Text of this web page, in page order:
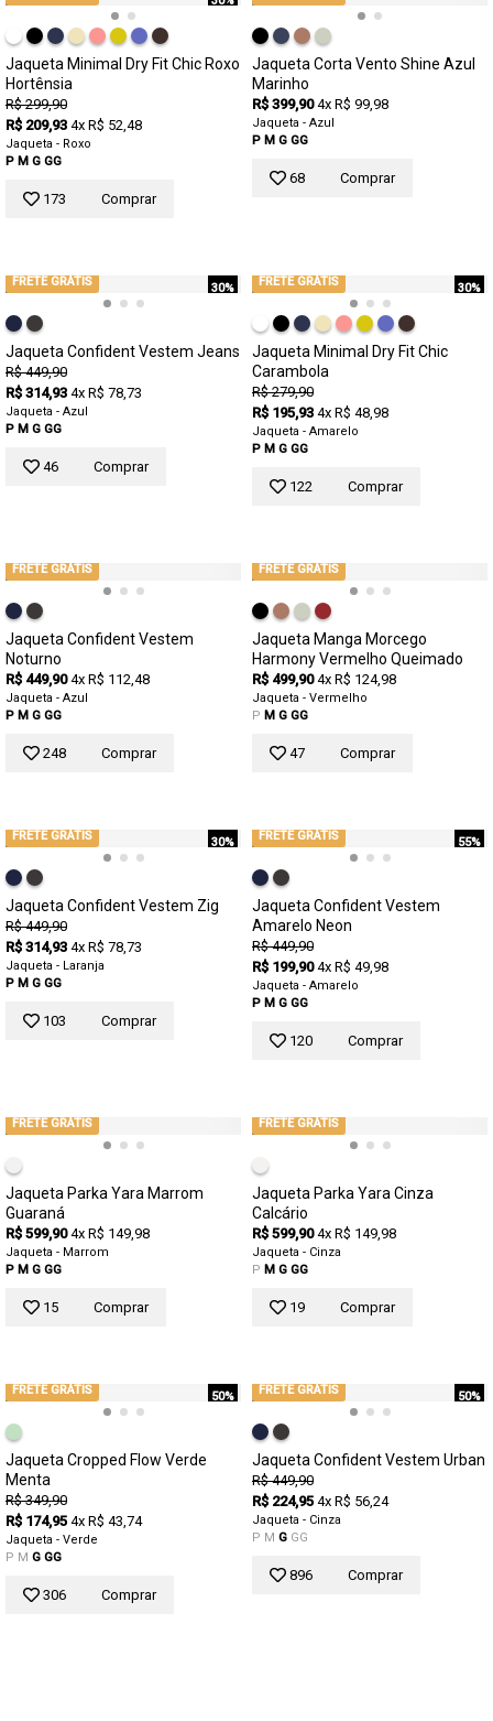
Jaqueta Minimal Dry Fit Chic Roxo
Hortênsia
R$ 299,90
R$ 209,93 4x R$ 52,48
Jaqueta - Roxo
P M G GG
173 Comprar
Jaqueta Corta Vento Shine Azul
Marinho
R$ 399,90 4x R$ 99,98
Jaqueta - Azul
P M G GG
68 Comprar
30%
FRETE GRÁTIS
Jaqueta Confident Vestem Jeans
R$ 449,90
R$ 314,93 4x R$ 78,73
Jaqueta - Azul
P M G GG
46 Comprar
30%
FRETE GRÁTIS
Jaqueta Minimal Dry Fit Chic
Carambola
R$ 279,90
R$ 195,93 4x R$ 48,98
Jaqueta - Amarelo
P M G GG
122 Comprar
FRETE GRÁTIS
Jaqueta Confident Vestem
Noturno
R$ 449,90 4x R$ 112,48
Jaqueta - Azul
P M G GG
248 Comprar
FRETE GRÁTIS
Jaqueta Manga Morcego
Harmony Vermelho Queimado
R$ 499,90 4x R$ 124,98
Jaqueta - Vermelho
P M G GG
47 Comprar
30%
FRETE GRÁTIS
Jaqueta Confident Vestem Zig
R$ 449,90
R$ 314,93 4x R$ 78,73
Jaqueta - Laranja
P M G GG
103 Comprar
55%
FRETE GRÁTIS
Jaqueta Confident Vestem
Amarelo Neon
R$ 449,90
R$ 199,90 4x R$ 49,98
Jaqueta - Amarelo
P M G GG
120 Comprar
FRETE GRÁTIS
Jaqueta Parka Yara Marrom
Guaraná
R$ 599,90 4x R$ 149,98
Jaqueta - Marrom
P M G GG
15 Comprar
FRETE GRÁTIS
Jaqueta Parka Yara Cinza
Calcário
R$ 599,90 4x R$ 149,98
Jaqueta - Cinza
P M G GG
19 Comprar
50%
FRETE GRÁTIS
Jaqueta Cropped Flow Verde
Menta
R$ 349,90
R$ 174,95 4x R$ 43,74
Jaqueta - Verde
P M G GG
306 Comprar
50%
FRETE GRÁTIS
Jaqueta Confident Vestem Urban
R$ 449,90
R$ 224,95 4x R$ 56,24
Jaqueta - Cinza
P M G GG
896 Comprar